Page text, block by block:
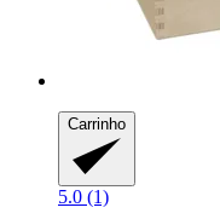
Carrinho
5.0 (1)